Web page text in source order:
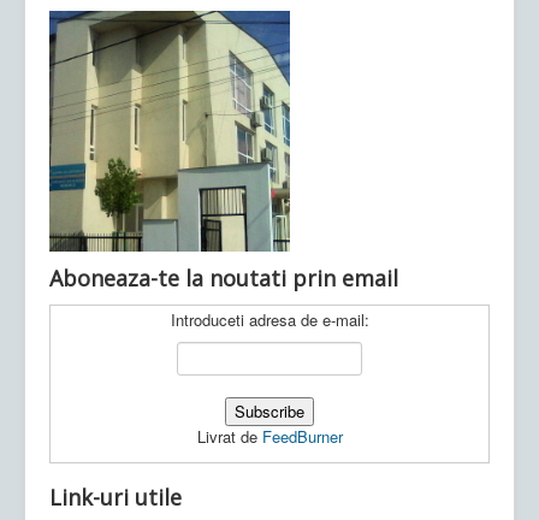
Ultimele articole: Vi, 04.11.2022 -
Județean Mehedinți
Aboneaza-te la noutati prin email
Introduceti adresa de e-mail:
Livrat de FeedBurner
Link-uri utile